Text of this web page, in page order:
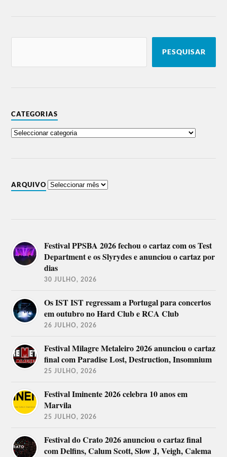
PESQUISAR
CATEGORIAS
ARQUIVO
Festival PPSBA 2026 fechou o cartaz com os Test
Department e os Slyrydes e anunciou o cartaz por
dias
30 JULHO, 2026
Os IST IST regressam a Portugal para concertos
em outubro no Hard Club e RCA Club
26 JULHO, 2026
Festival Milagre Metaleiro 2026 anunciou o cartaz
final com Paradise Lost, Destruction, Insomnium
25 JULHO, 2026
Festival Iminente 2026 celebra 10 anos em
Marvila
25 JULHO, 2026
Festival do Crato 2026 anunciou o cartaz final
com Delfins, Calum Scott, Slow J, Veigh, Calema